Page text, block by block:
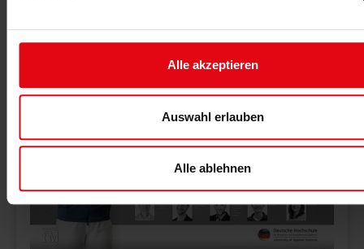
Alle akzeptieren
Auswahl erlauben
Alle ablehnen